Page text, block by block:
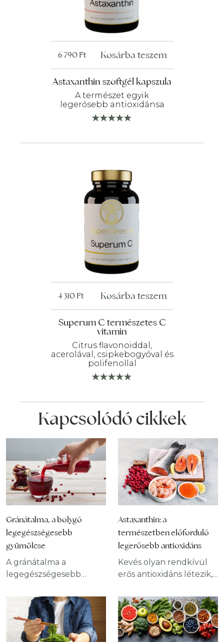
Astaxanthin szoftgél kapszula
A természet egyik
legerősebb antioxidánsa
6 790Ft Kosárba teszem
Superum C természetes C
vitamin
Citrus flavonoiddal,
acerolával, csipkebogyóval és
polifenollal
4 310Ft Kosárba teszem
Kapcsolódó cikkek
Gránátalma, a bolygó
legegészségesebb
gyümölcse
A gránátalma a
legegészségesebb
tartozik a Földön.
Számos hasznos növényi
vegyületet tartalmaz,
amelyek komoly
Astaxanthin: a
természetben előforduló
legerősebb antioxidáns
Kevés olyan rendkívül
erős antioxidáns létezik,
természetes eredetű
vegyület az óceán
mélyéről származik, és
számos betegség